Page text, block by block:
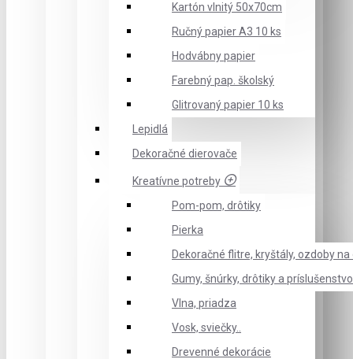
Kartón vlnitý 50x70cm
Ručný papier A3 10 ks
Hodvábny papier
Farebný pap. školský
Glitrovaný papier 10 ks
Lepidlá
Dekoračné dierovače
Kreatívne potreby
Pom-pom, drôtiky
Pierka
Dekoračné flitre, kryštály, ozdoby
Gumy, šnúrky, drôtiky a príslušenstvo
Vlna, priadza
Vosk, sviečky..
Drevenné dekorácie